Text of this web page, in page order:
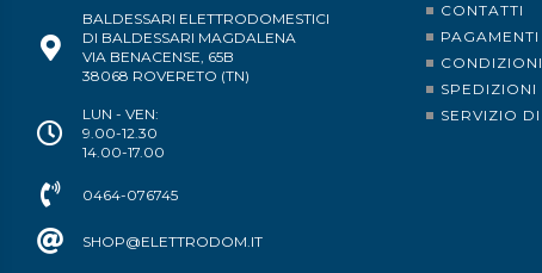
BALDESSARI ELETTRODOMESTICI
DI BALDESSARI MAGDALENA
VIA BENACENSE, 65B
38068 ROVERETO (TN)
LUN - VEN:
9.00-12.30
14.00-17.00
0464-076745
SHOP@ELETTRODOM.IT
CONTATTI
PAGAMENTI
SPEDIZIONI
SERVIZIO